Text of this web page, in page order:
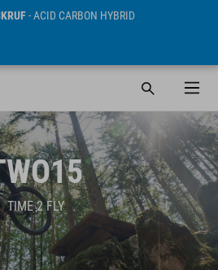
- ACID CARBON HYBRID
TIME 2 FLY